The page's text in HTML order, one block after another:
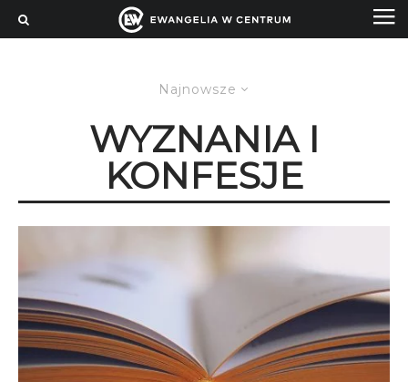
Najnowsze
WYZNANIA I
KONFESJE